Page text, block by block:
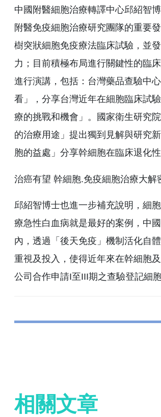
中國附醫細胞治療轉譯中心邱紹智
附醫免疫細胞治療研究團隊的重要
樹突狀細胞免疫療法臨床試驗，並
力；目前積極布局進行關鍵性的臨
進行演講，包括：台灣藥品查驗中
看」，分享台灣近年在細胞臨床試
療的挑戰和機會」。國家衛生研究
的治療用途」提出獨到見解與研究
胞的益處」分享幹細胞在臨床退化性
邱紹智博士也進一步補充說明，細
療急性白血病就是最好的案例，中
內，透過「後天免疫」機制活化自
重視及投入，使得近年來在幹細胞
公司合作申請I至III期之查驗登記細
相關文章